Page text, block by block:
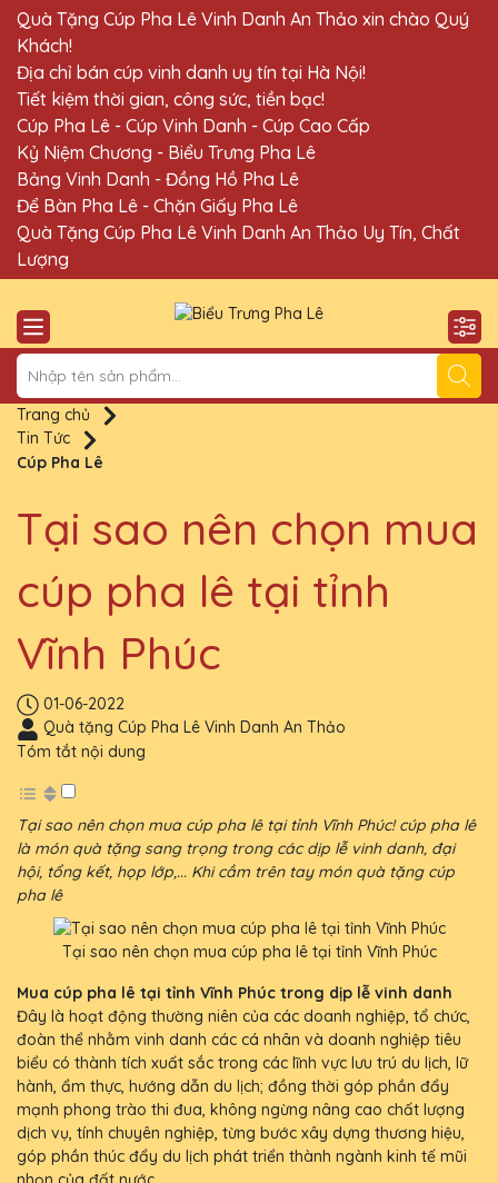
Quà Tặng Cúp Pha Lê Vinh Danh An Thảo xin chào Quý
Khách!
Địa chỉ bán cúp vinh danh uy tín tại Hà Nội!
Tiết kiệm thời gian, công sức, tiền bạc!
Cúp Pha Lê - Cúp Vinh Danh - Cúp Cao Cấp
Kỷ Niệm Chương - Biểu Trưng Pha Lê
Bảng Vinh Danh - Đồng Hồ Pha Lê
Để Bàn Pha Lê - Chặn Giấy Pha Lê
Quà Tặng Cúp Pha Lê Vinh Danh An Thảo Uy Tín, Chất
Lượng
Trang chủ
Tin Tức
Cúp Pha Lê
Tại sao nên chọn mua
cúp pha lê tại tỉnh
Vĩnh Phúc
01-06-2022
Quà tặng Cúp Pha Lê Vinh Danh An Thảo
Tóm tắt nội dung
Tại sao nên chọn mua cúp pha lê tại tỉnh Vĩnh Phúc! cúp pha lê
là món quà tặng sang trọng trong các dịp lễ vinh danh, đại
hội, tổng kết, họp lớp,... Khi cầm trên tay món quà tặng cúp
pha lê
Tại sao nên chọn mua cúp pha lê tại tỉnh Vĩnh Phúc
Mua cúp pha lê tại tỉnh Vĩnh Phúc trong dịp lễ vinh danh
Đây là hoạt động thường niên của các doanh nghiệp, tổ chức,
đoàn thể nhằm vinh danh các cá nhân và doanh nghiệp tiêu
biểu có thành tích xuất sắc trong các lĩnh vực lưu trú du lịch, lữ
hành, ẩm thực, hướng dẫn du lịch; đồng thời góp phần đẩy
mạnh phong trào thi đua, không ngừng nâng cao chất lượng
dịch vụ, tính chuyên nghiệp, từng bước xây dựng thương hiệu,
góp phần thúc đẩy du lịch phát triển thành ngành kinh tế mũi